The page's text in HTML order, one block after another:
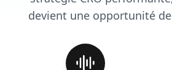
Audit IA
Audit IA GRATUIT en 30s
Calculateur ROI CRO
devient une opportunité